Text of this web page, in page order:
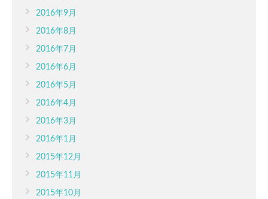
2016年9月
2016年8月
2016年7月
2016年6月
2016年5月
2016年4月
2016年3月
2016年1月
2015年12月
2015年11月
2015年10月